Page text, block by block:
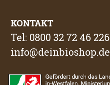
KONTAKT
Tel: 0800 32 72 46 226
info@deinbioshop.de